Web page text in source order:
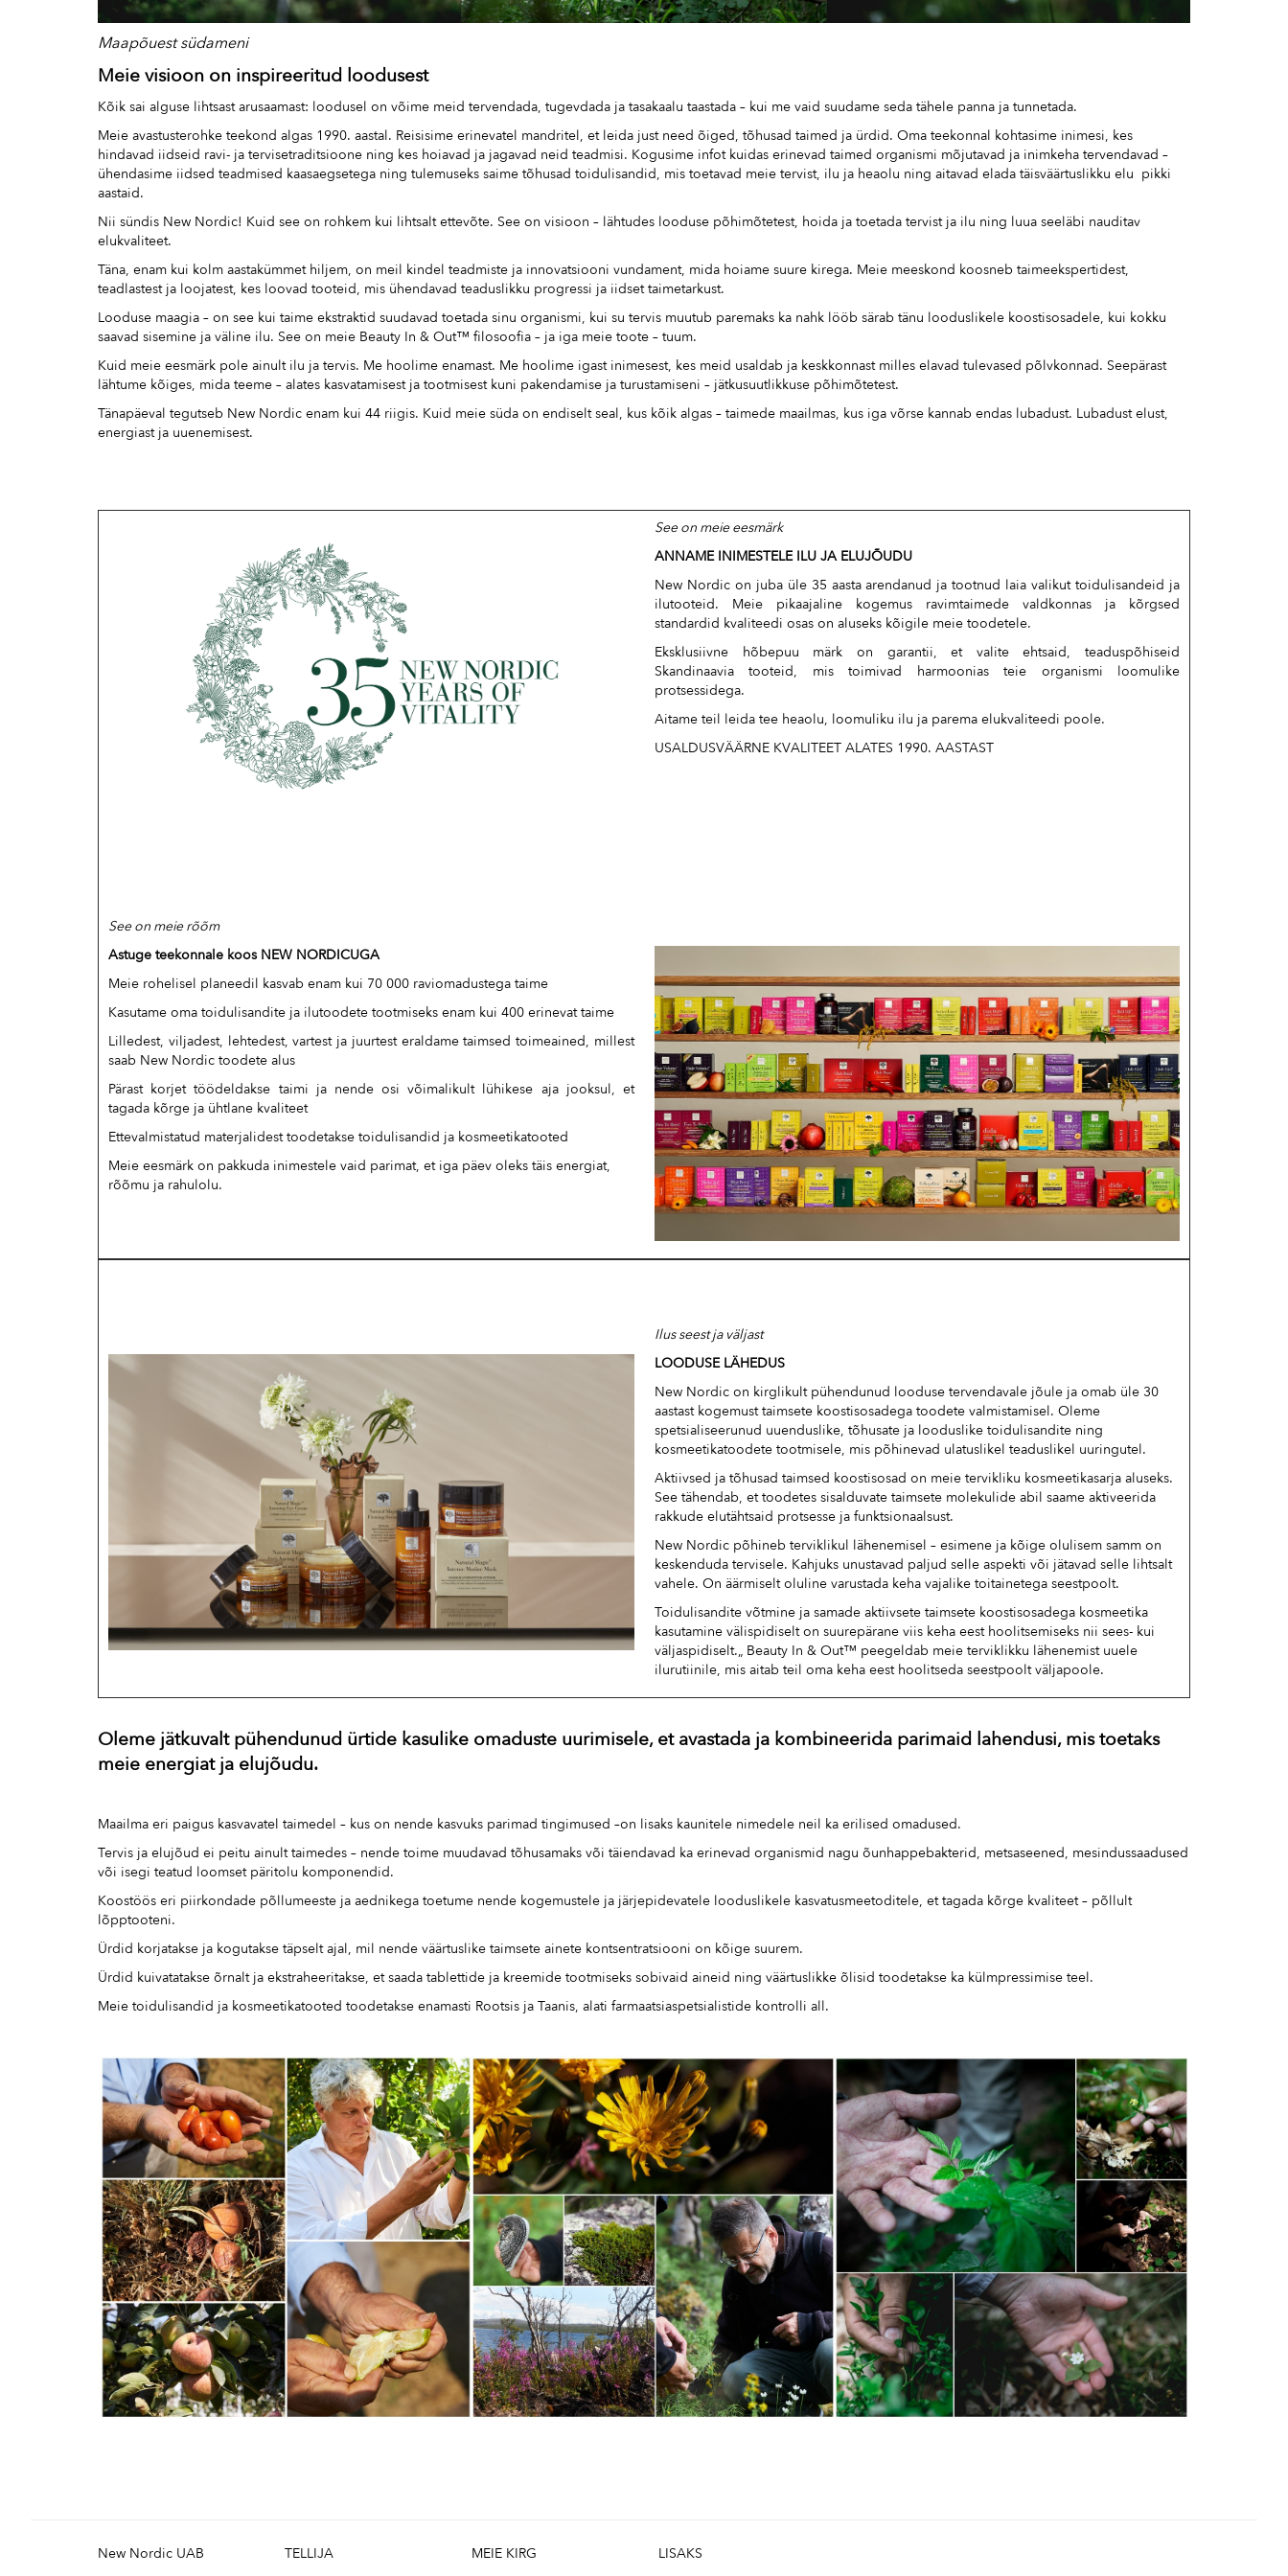
Maapõuest südameni
Meie visioon on inspireeritud loodusest
Kõik sai alguse lihtsast arusaamast: loodusel on võime meid tervendada, tugevdada ja tasakaalu taastada – kui me vaid suudame seda tähele panna ja tunnetada.
Meie avastusterohke teekond algas 1990. aastal. Reisisime erinevatel mandritel, et leida just need õiged, tõhusad taimed ja ürdid. Oma teekonnal kohtasime inimesi, kes
hindavad iidseid ravi- ja tervisetraditsioone ning kes hoiavad ja jagavad neid teadmisi. Kogusime infot kuidas erinevad taimed organismi mõjutavad ja inimkeha tervendavad –
ühendasime iidsed teadmised kaasaegsetega ning tulemuseks saime tõhusad toidulisandid, mis toetavad meie tervist, ilu ja heaolu ning aitavad elada täisväärtuslikku elu pikki
aastaid.
Nii sündis New Nordic! Kuid see on rohkem kui lihtsalt ettevõte. See on visioon – lähtudes looduse põhimõtetest, hoida ja toetada tervist ja ilu ning luua seeläbi nauditav
elukvaliteet.
Täna, enam kui kolm aastakümmet hiljem, on meil kindel teadmiste ja innovatsiooni vundament, mida hoiame suure kirega. Meie meeskond koosneb taimeekspertidest,
teadlastest ja loojatest, kes loovad tooteid, mis ühendavad teaduslikku progressi ja iidset taimetarkust.
Looduse maagia – on see kui taime ekstraktid suudavad toetada sinu organismi, kui su tervis muutub paremaks ka nahk lööb särab tänu looduslikele koostisosadele, kui kokku
saavad sisemine ja väline ilu. See on meie Beauty In & Out™ filosoofia – ja iga meie toote – tuum.
Kuid meie eesmärk pole ainult ilu ja tervis. Me hoolime enamast. Me hoolime igast inimesest, kes meid usaldab ja keskkonnast milles elavad tulevased põlvkonnad. Seepärast
lähtume kõiges, mida teeme – alates kasvatamisest ja tootmisest kuni pakendamise ja turustamiseni – jätkusuutlikkuse põhimõtetest.
Tänapäeval tegutseb New Nordic enam kui 44 riigis. Kuid meie süda on endiselt seal, kus kõik algas – taimede maailmas, kus iga võrse kannab endas lubadust. Lubadust elust,
energiast ja uuenemisest.
See on meie eesmärk
ANNAME INIMESTELE ILU JA ELUJÕUDU
New Nordic on juba üle 35 aasta arendanud ja tootnud laia valikut toidulisandeid ja
ilutooteid. Meie pikaajaline kogemus ravimtaimede valdkonnas ja kõrgsed
standardid kvaliteedi osas on aluseks kõigile meie toodetele.
Eksklusiivne hõbepuu märk on garantii, et valite ehtsaid, teaduspõhiseid
Skandinaavia tooteid, mis toimivad harmoonias teie organismi loomulike
protsessidega.
Aitame teil leida tee heaolu, loomuliku ilu ja parema elukvaliteedi poole.
USALDUSVÄÄRNE KVALITEET ALATES 1990. AASTAST
See on meie rõõm
Astuge teekonnale koos NEW NORDICUGA
Meie rohelisel planeedil kasvab enam kui 70 000 raviomadustega taime
Kasutame oma toidulisandite ja ilutoodete tootmiseks enam kui 400 erinevat taime
Lilledest, viljadest, lehtedest, vartest ja juurtest eraldame taimsed toimeained, millest
saab New Nordic toodete alus
Pärast korjet töödeldakse taimi ja nende osi võimalikult lühikese aja jooksul, et
tagada kõrge ja ühtlane kvaliteet
Ettevalmistatud materjalidest toodetakse toidulisandid ja kosmeetikatooted
Meie eesmärk on pakkuda inimestele vaid parimat, et iga päev oleks täis energiat,
rõõmu ja rahulolu.
Ilus seest ja väljast
LOODUSE LÄHEDUS
New Nordic on kirglikult pühendunud looduse tervendavale jõule ja omab üle 30
aastast kogemust taimsete koostisosadega toodete valmistamisel. Oleme
spetsialiseerunud uuenduslike, tõhusate ja looduslike toidulisandite ning
kosmeetikatoodete tootmisele, mis põhinevad ulatuslikel teaduslikel uuringutel.
Aktiivsed ja tõhusad taimsed koostisosad on meie tervikliku kosmeetikasarja aluseks.
See tähendab, et toodetes sisalduvate taimsete molekulide abil saame aktiveerida
rakkude elutähtsaid protsesse ja funktsionaalsust.
New Nordic põhineb terviklikul lähenemisel – esimene ja kõige olulisem samm on
keskenduda tervisele. Kahjuks unustavad paljud selle aspekti või jätavad selle lihtsalt
vahele. On äärmiselt oluline varustada keha vajalike toitainetega seestpoolt.
Toidulisandite võtmine ja samade aktiivsete taimsete koostisosadega kosmeetika
kasutamine välispidiselt on suurepärane viis keha eest hoolitsemiseks nii sees- kui
väljaspidiselt.„ Beauty In & Out™ peegeldab meie terviklikku lähenemist uuele
ilurutiinile, mis aitab teil oma keha eest hoolitseda seestpoolt väljapoole.
Oleme jätkuvalt pühendunud ürtide kasulike omaduste uurimisele, et avastada ja kombineerida parimaid lahendusi, mis toetaks
meie energiat ja elujõudu.
Maailma eri paigus kasvavatel taimedel – kus on nende kasvuks parimad tingimused –on lisaks kaunitele nimedele neil ka erilised omadused.
Tervis ja elujõud ei peitu ainult taimedes – nende toime muudavad tõhusamaks või täiendavad ka erinevad organismid nagu õunhappebakterid, metsaseened, mesindussaadused
või isegi teatud loomset päritolu komponendid.
Koostöös eri piirkondade põllumeeste ja aednikega toetume nende kogemustele ja järjepidevatele looduslikele kasvatusmeetoditele, et tagada kõrge kvaliteet – põllult
lõpptooteni.
Ürdid korjatakse ja kogutakse täpselt ajal, mil nende väärtuslike taimsete ainete kontsentratsiooni on kõige suurem.
Ürdid kuivatatakse õrnalt ja ekstraheeritakse, et saada tablettide ja kreemide tootmiseks sobivaid aineid ning väärtuslikke õlisid toodetakse ka külmpressimise teel.
Meie toidulisandid ja kosmeetikatooted toodetakse enamasti Rootsis ja Taanis, alati farmaatsiaspetsialistide kontrolli all.
New Nordic UAB
TELLIJA
MEIE KIRG
LISAKS